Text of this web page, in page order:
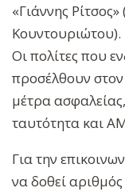
«Γιάννης
Κουντουριώτου).
Οι πολίτες που
προσέλθουν
μέτρα
ταυτότητα και
Για την
να δοθεί